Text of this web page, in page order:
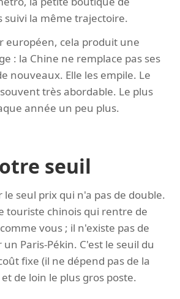
suivi la même trajectoire.
européen, cela produit une
: la Chine ne remplace pas ses
nouveaux. Elle les empile. Le
très abordable. Le plus
année un peu plus.
seuil
le seul prix qui n'a pas de double.
touriste chinois qui rentre de
vous ; il n'existe pas de
Paris-Pékin. C'est le seuil du
fixe (il ne dépend pas de la
de loin le plus gros poste.